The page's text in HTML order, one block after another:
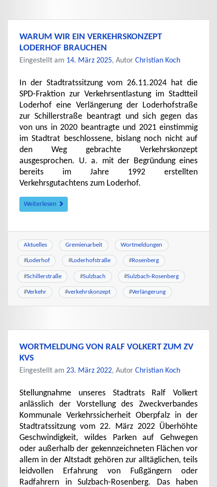
WARUM WIR EIN VERKEHRSKONZEPT
LODERHOF BRAUCHEN
Eingestellt am 14. März 2025, Autor Christian Koch
In der Stadtratssitzung vom 26.11.2024 hat die
SPD-Fraktion zur Verkehrsentlastung im Stadtteil
Loderhof eine Verlängerung der Loderhofstraße
zur Schillerstraße beantragt und sich gegen das
von uns in 2020 beantragte und 2021 einstimmig
im Stadtrat beschlossene, bislang noch nicht auf
den Weg gebrachte Verkehrskonzept
ausgesprochen. U. a. mit der Begründung eines
bereits im Jahre 1992 erstellten
Verkehrsgutachtens zum Loderhof.
Weiterlesen
Aktuelles Gremienarbeit Wortmeldungen
#Loderhof #Loderhofstraße #Rosenberg
#Schillerstraße #Sulzbach #Sulzbach-Rosenberg
#Verkehr #verkehrskonzept #Verlängerung
WORTMELDUNG VON RALF VOLKERT ZUM ZV
KVS
Eingestellt am 23. März 2022, Autor Christian Koch
Stellungnahme unseres Stadtrats Ralf Volkert
anlässlich der Vorstellung des Zweckverbandes
Kommunale Verkehrssicherheit Oberpfalz in der
Stadtratssitzung vom 22. März 2022 Überhöhte
Geschwindigkeit, wildes Parken auf Gehwegen
oder außerhalb der gekennzeichneten Flächen vor
allem in der Altstadt gehören zur alltäglichen, teils
leidvollen Erfahrung von Fußgängern oder
Radfahrern in Sulzbach-Rosenberg. Das haben